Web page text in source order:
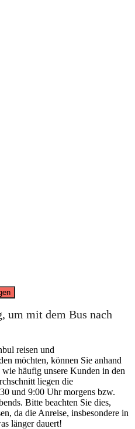
um mit dem Bus nach
reisen und
möchten, können Sie anhand
häufig unsere Kunden in den
liegen die
und 9:00 Uhr morgens bzw.
Bitte beachten Sie dies,
da die Anreise, insbesondere in
länger dauert!